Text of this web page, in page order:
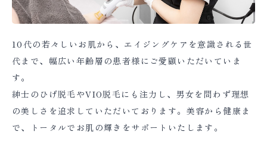
10代の若々しいお肌から、エイジングケアを意識される世
代まで、幅広い年齢層の患者様にご愛顧いただいていま
す。
紳士のひげ脱毛やVIO脱毛にも注力し、男女を問わず理想
の美しさを追求していただいております。美容から健康ま
で、トータルでお肌の輝きをサポートいたします。